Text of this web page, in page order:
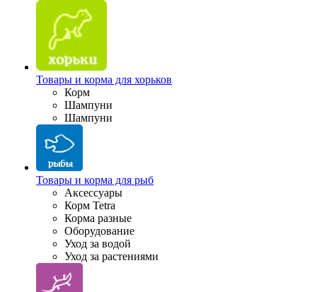
Товары и корма для хорьков
Корм
Шампуни
Шампуни
Товары и корма для рыб
Аксессуары
Корм Tetra
Корма разные
Оборудование
Уход за водой
Уход за растениями